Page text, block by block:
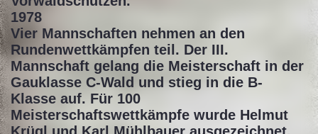
1978
Vier Mannschaften nehmen an den
Rundenwettkämpfen teil. Der III.
Mannschaft gelang die Meisterschaft in der
Gauklasse C-Wald und stieg in die B-
Klasse auf. Für 100
Meisterschaftswettkämpfe wurde Helmut